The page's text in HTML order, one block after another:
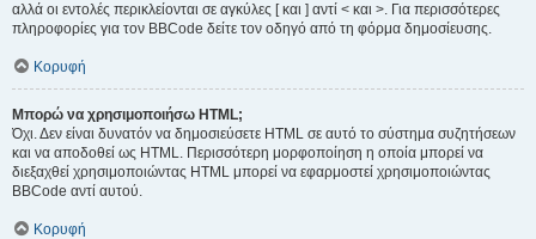
αλλά οι εντολές περικλείονται σε αγκύλες [ και ] αντί < και >. Για περισσότερες
πληροφορίες για τον BBCode δείτε τον οδηγό από τη φόρμα δημοσίευσης.
Κορυφή
Μπορώ να χρησιμοποιήσω HTML;
Όχι. Δεν είναι δυνατόν να δημοσιεύσετε HTML σε αυτό το σύστημα συζητήσεων
και να αποδοθεί ως HTML. Περισσότερη μορφοποίηση η οποία μπορεί να
διεξαχθεί χρησιμοποιώντας HTML μπορεί να εφαρμοστεί χρησιμοποιώντας
BBCode αντί αυτού.
Κορυφή